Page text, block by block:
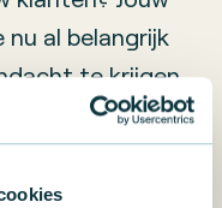
nu al belangrijk
te krijgen.
kijken welke